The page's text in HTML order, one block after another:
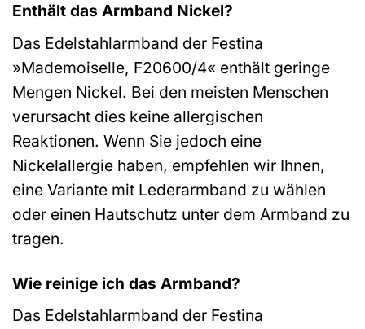
Enthält das Armband Nickel?
Das Edelstahlarmband der Festina
»Mademoiselle, F20600/4« enthält geringe
Mengen Nickel. Bei den meisten Menschen
verursacht dies keine allergischen
Reaktionen. Wenn Sie jedoch eine
Nickelallergie haben, empfehlen wir Ihnen,
eine Variante mit Lederarmband zu wählen
oder einen Hautschutz unter dem Armband zu
tragen.
Wie reinige ich das Armband?
Das Edelstahlarmband der Festina